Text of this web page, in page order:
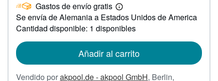
62,00 Gastos de envío gratis
Más
información
sobre
las
envío
Se envía de Alemania a Estados Unidos de America
Cantidad disponible: 1 disponibles
Añadir al carrito
Vendido porakpool.de - akpool GmbH, Berlin,